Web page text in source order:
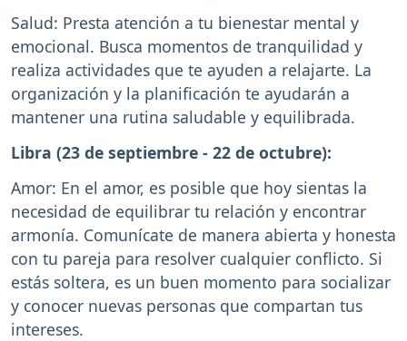
Salud: Presta atención a tu bienestar mental y
emocional. Busca momentos de tranquilidad y
realiza actividades que te ayuden a relajarte. La
organización y la planificación te ayudarán a
mantener una rutina saludable y equilibrada.
Libra (23 de septiembre - 22 de octubre):
Amor: En el amor, es posible que hoy sientas la
necesidad de equilibrar tu relación y encontrar
armonía. Comunícate de manera abierta y honesta
con tu pareja para resolver cualquier conflicto. Si
estás soltera, es un buen momento para socializar
y conocer nuevas personas que compartan tus
intereses.